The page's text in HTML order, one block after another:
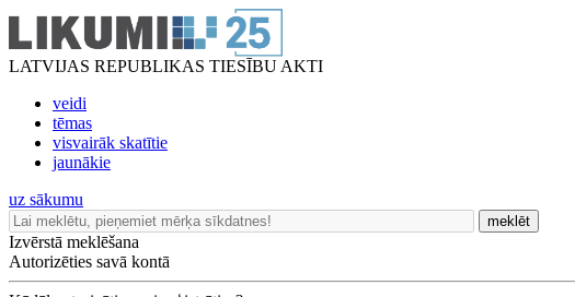
LATVIJAS REPUBLIKAS TIESĪBU AKTI
veidi
tēmas
visvairāk skatītie
jaunākie
uz sākumu
meklēt
Izvērstā meklēšana
Autorizēties savā kontā